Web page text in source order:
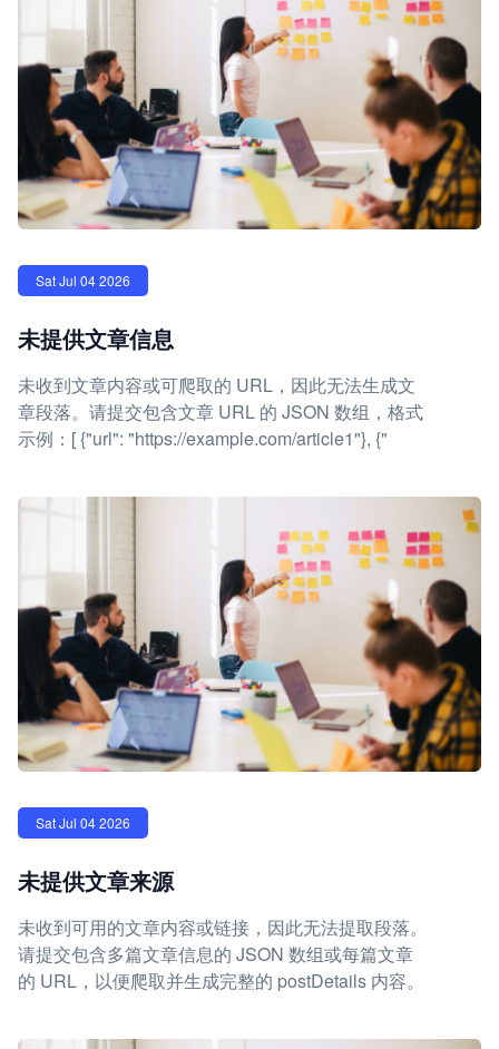
Sat Jul 04 2026
未提供文章信息
未收到文章内容或可爬取的 URL，因此无法生成文
章段落。请提交包含文章 URL 的 JSON 数组，格式
示例：[ {"url": "https://example.com/article1"}, {"
Sat Jul 04 2026
未提供文章来源
未收到可用的文章内容或链接，因此无法提取段落。
请提交包含多篇文章信息的 JSON 数组或每篇文章
的 URL，以便爬取并生成完整的 postDetails 内容。